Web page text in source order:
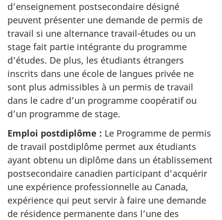
d’enseignement postsecondaire désigné
peuvent présenter une demande de permis de
travail si une alternance travail-études ou un
stage fait partie intégrante du programme
d’études. De plus, les étudiants étrangers
inscrits dans une école de langues privée ne
sont plus admissibles à un permis de travail
dans le cadre d’un programme coopératif ou
d’un programme de stage.
Emploi postdiplôme : Le Programme de permis
de travail postdiplôme permet aux étudiants
ayant obtenu un diplôme dans un établissement
postsecondaire canadien participant d’acquérir
une expérience professionnelle au Canada,
expérience qui peut servir à faire une demande
de résidence permanente dans l’une des